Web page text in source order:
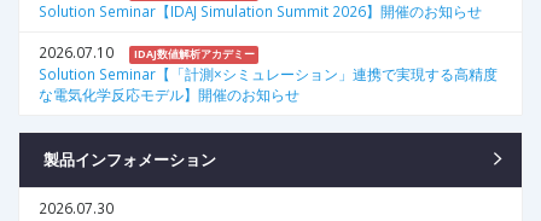
Solution Seminar【IDAJ Simulation Summit 2026】開催のお知らせ
2026.07.10 IDAJ数値解析アカデミー
Solution Seminar【「計測×シミュレーション」連携で実現する高精度
な電気化学反応モデル】開催のお知らせ
製品インフォメーション
2026.07.30